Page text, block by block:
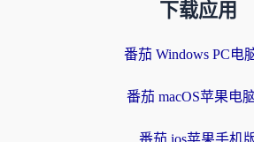
下载应用
番茄 Windows PC电
番茄 macOS苹果电
番茄 ios苹果手机